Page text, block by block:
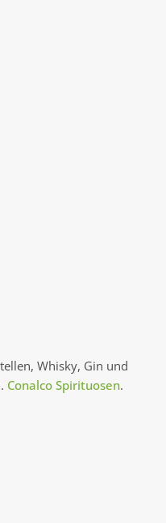
Whisky, Gin und
Conalco Spirituosen.